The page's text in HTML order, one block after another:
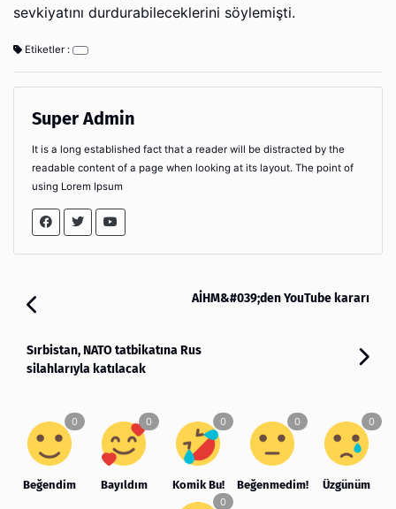
sevkiyatını durdurabileceklerini söylemişti.
Etiketler :
Super Admin
It is a long established fact that a reader will be distracted by the
readable content of a page when looking at its layout. The point of
using Lorem Ipsum
AİHM&#039;den YouTube kararı
Sırbistan, NATO tatbikatına Rus
silahlarıyla katılacak
Beğendim Bayıldım Komik Bu! Beğenmedim! Üzgünüm